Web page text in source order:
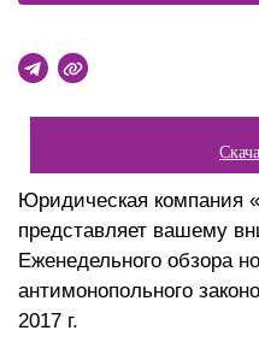
Юридическая компания
представляет вашему
Еженедельного обзора
антимонопольного
2017 г.